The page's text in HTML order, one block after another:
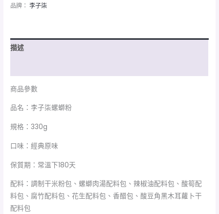
品牌：李子柒
描述
商品參數
品名：李子柒螺螄粉
規格：330g
口味：經典原味
保質期：常溫下180天
配料：調制干米粉包、螺螄肉湯配料包、辣椒油配料包、酸筍配
料包、腐竹配料包、花生配料包、香醋包、酸豆角黑木耳蘿卜干
配料包